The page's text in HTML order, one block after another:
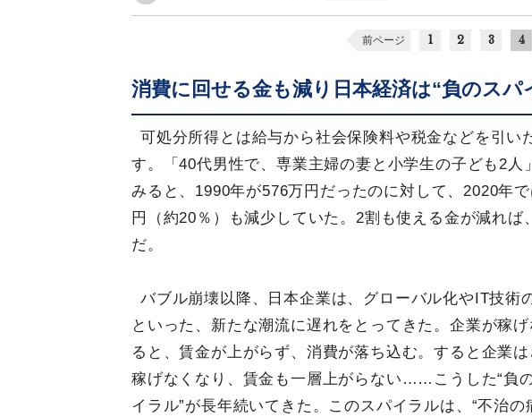
前ページ 1 2 3 4
消費に回せる金も減り日本経済は“負のスパ
可処分所得とは給与から社会保険料や税金などを引い
す。「40代男性で、専業主婦の妻と小学生の子ども2人
みると、1990年が576万円だったのに対して、2020年
円（約20％）も減少していた。2割も使える金が減れば
だ。
バブル崩壊以降、日本企業は、グローバル化やIT技術
といった、新たな潮流に遅れをとってきた。企業が稼
ると、賃金が上がらず、消費が落ち込む。すると企業
稼げなくなり、賃金も一層上がらない……こうした“負
イラル”が長年続いてきた。このスパイラルは、“不治の